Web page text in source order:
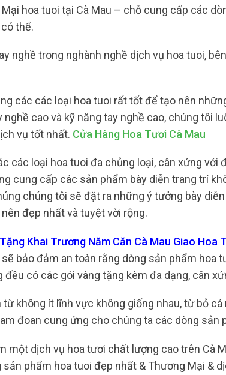
hoa tuoi tại Cà Mau – chỗ cung cấp các
thể.
nghề trong nghành nghề dịch vụ hoa tuoi,
các các loại hoa tuoi rất tốt để tạo nên
cao và kỹ năng tay nghề cao, chúng tôi
vụ tốt nhất. Cửa Hàng Hoa Tươi Cà Mau
các loại hoa tuoi đa chủng loại, cân xứng với
cung cấp các sản phẩm bày diễn trang trí
chúng tôi sẽ đặt ra những ý tưởng bày
đẹp nhất và tuyệt vời rộng.
Khai Trương Năm Căn Cà Mau Giao Hoa
bảo đảm an toàn rằng dòng sản phẩm hoa
đều có các gói vàng tặng kèm đa dạng, cân
không ít lĩnh vực không giống nhau, từ bỏ
đoan cung ứng cho chúng ta các dòng
một dịch vụ hoa tươi chất lượng cao trên Cà
phẩm hoa tuoi đẹp nhất & Thương Mại &